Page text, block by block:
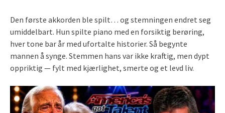
Den første akkorden ble spilt… og stemningen endret seg
umiddelbart. Hun spilte piano med en forsiktig berøring,
hver tone bar år med ufortalte historier. Så begynte
mannen å synge. Stemmen hans var ikke kraftig, men dypt
oppriktig — fylt med kjærlighet, smerte og et levd liv.